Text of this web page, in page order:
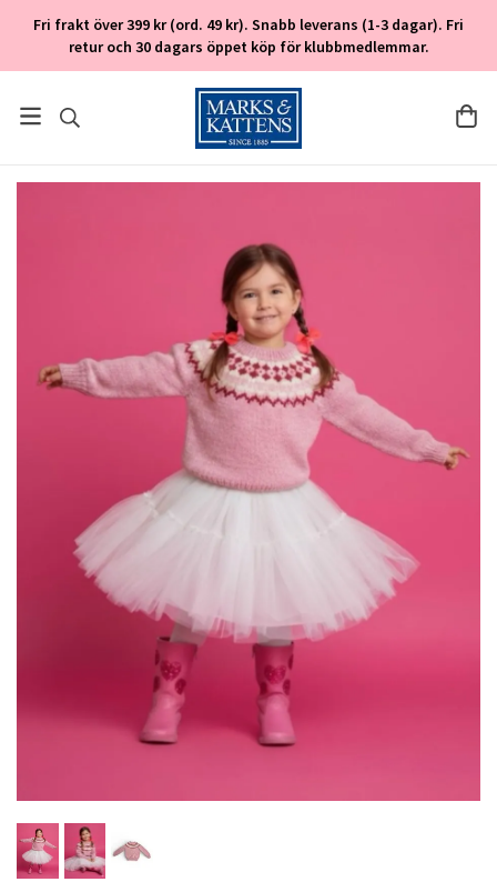
Fri frakt över 399 kr (ord. 49 kr). Snabb leverans (1-3 dagar). Fri
retur och 30 dagars öppet köp för klubbmedlemmar.